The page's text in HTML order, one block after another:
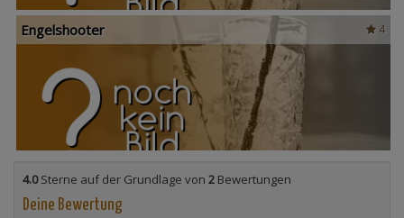
4
Engelshooter
4.0Sterne auf der Grundlage von 2 Bewertungen
Deine Bewertung